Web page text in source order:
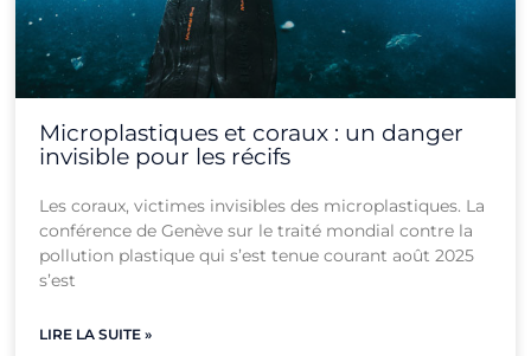
Microplastiques et coraux : un danger
invisible pour les récifs
Les coraux, victimes invisibles des microplastiques. La
conférence de Genève sur le traité mondial contre la
pollution plastique qui s’est tenue courant août 2025
s’est
LIRE LA SUITE »